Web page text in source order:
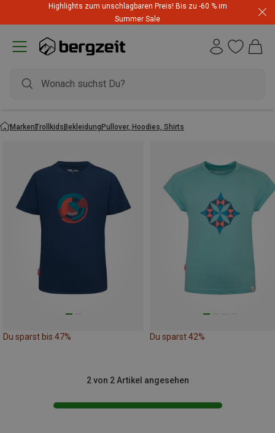
Highlights zum unschlagbaren Preis! Bis zu -60 % im
Summer Sale
MarkenTrollkidsBekleidungPullover, Hoodies, Shirts
Du sparst bis 47% Du sparst 42%
2 von 2 Artikel angesehen